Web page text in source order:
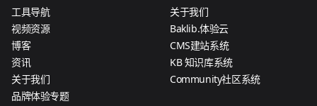
工具导航
视频资源
博客
资讯
关于我们
品牌体验专题
关于我们
Baklib.体验云
CMS建站系统
KB 知识库系统
Community社区系统